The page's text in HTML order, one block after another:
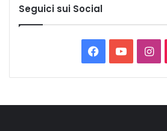
Seguici sui Social
Facebook
You
Tube